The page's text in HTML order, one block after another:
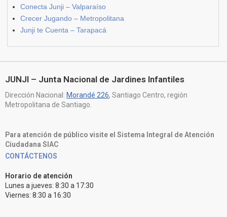
Conecta Junji – Valparaíso
Crecer Jugando – Metropolitana
Junji te Cuenta – Tarapacá
JUNJI – Junta Nacional de Jardines Infantiles
Dirección Nacional: Morandé 226, Santiago Centro, región
Metropolitana de Santiago.
Para atención de público visite el Sistema Integral de Atención
Ciudadana SIAC
CONTÁCTENOS
Horario de atención
Lunes a jueves: 8:30 a 17:30
Viernes: 8:30 a 16:30